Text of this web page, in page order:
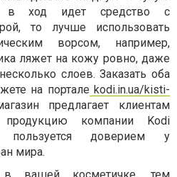
в ход идет средство с
то лучше использовать
ворсом, например,
ляжет на кожу ровно, даже
слоев. Заказать оба
на портале kodi.in.ua/kisti-
предлагает клиентам
продукцию компании Kodi
пользуется доверием у
мира.